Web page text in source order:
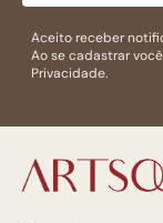
Aceito receber
Ao se cadastrar
Privacidade.